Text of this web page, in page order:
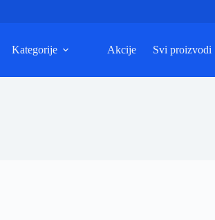
Kategorije Akcije Svi proizvodi